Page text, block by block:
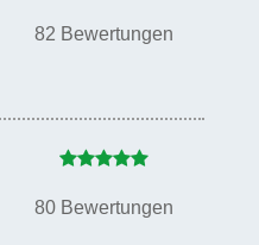
82 Bewertungen
80 Bewertungen